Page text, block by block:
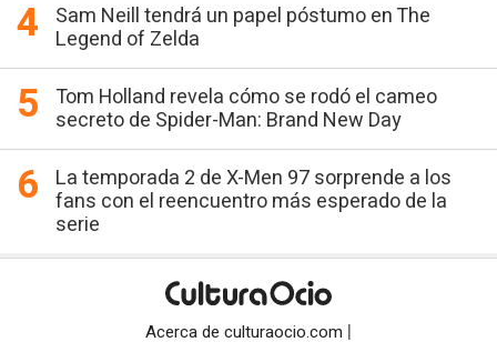
Sam Neill tendrá un papel póstumo en The
Legend of Zelda
Tom Holland revela cómo se rodó el cameo
secreto de Spider-Man: Brand New Day
La temporada 2 de X-Men 97 sorprende a los
fans con el reencuentro más esperado de la
serie
Acerca de culturaocio.com |